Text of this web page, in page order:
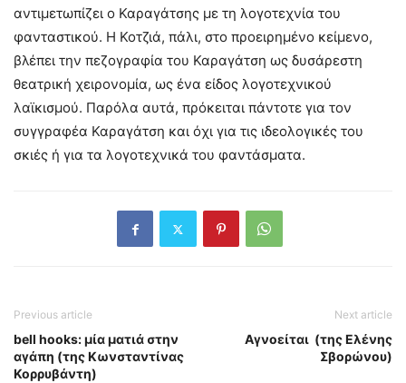
αντιμετωπίζει ο Καραγάτσης με τη λογοτεχνία του
φανταστικού. Η Κοτζιά, πάλι, στο προειρημένο κείμενο,
βλέπει την πεζογραφία του Καραγάτση ως δυσάρεστη
θεατρική χειρονομία, ως ένα είδος λογοτεχνικού
λαϊκισμού. Παρόλα αυτά, πρόκειται πάντοτε για τον
συγγραφέα Καραγάτση και όχι για τις ιδεολογικές του
σκιές ή για τα λογοτεχνικά του φαντάσματα.
Previous article
bell hooks: μία ματιά στην
αγάπη (της Κωνσταντίνας
Κορρυβάντη)
Next article
Αγνοείται (της Ελένης
Σβορώνου)